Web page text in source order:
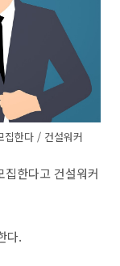
한다 / 건설워커
한다고 건설워커
다.